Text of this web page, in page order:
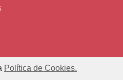
Política de Cookies.